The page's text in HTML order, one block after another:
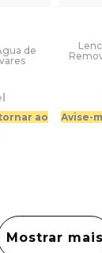
de
ao
Avise-
Mostrar mais